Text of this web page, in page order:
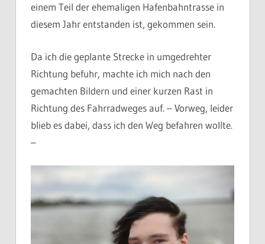
einem Teil der ehemaligen Hafenbahntrasse in
diesem Jahr entstanden ist, gekommen sein.
Da ich die geplante Strecke in umgedrehter
Richtung befuhr, machte ich mich nach den
gemachten Bildern und einer kurzen Rast in
Richtung des Fahrradweges auf. – Vorweg, leider
blieb es dabei, dass ich den Weg befahren wollte.
–